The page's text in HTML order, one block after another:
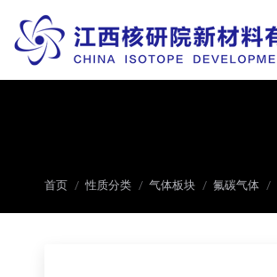
您在这里：
首页 性质分类 气体板块 氟碳气体